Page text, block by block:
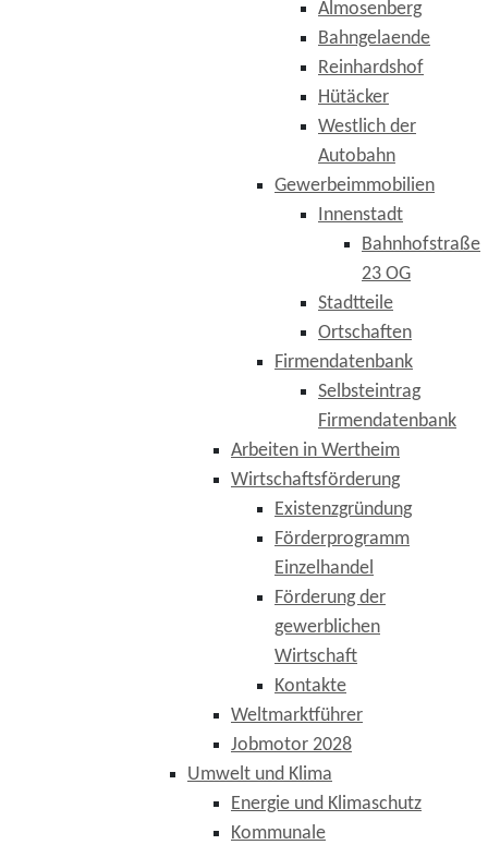
Almosenberg
Bahngelaende
Reinhardshof
Hütäcker
Westlich der
Autobahn
Gewerbeimmobilien
Innenstadt
Bahnhofstraße
23 OG
Stadtteile
Ortschaften
Firmendatenbank
Selbsteintrag
Firmendatenbank
Arbeiten in Wertheim
Wirtschaftsförderung
Existenzgründung
Förderprogramm
Einzelhandel
Förderung der
gewerblichen
Wirtschaft
Kontakte
Weltmarktführer
Jobmotor 2028
Umwelt und Klima
Energie und Klimaschutz
Kommunale